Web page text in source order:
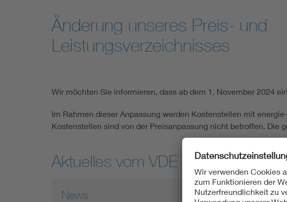
Änderung unseres Preis- und
Leistungsverzeichnisses
Wir möchten Sie informieren, dass ab dem 1. November 2024
Im Rahmen dieser Anpassung werden Kostenstellen mit
Kostenstellen sind von der Preisanpassung nicht betroffen. Die
Aktuelles vom VDE Institut
News